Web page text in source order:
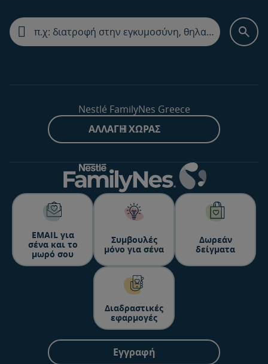
Nestlé FamilyNes Greece
ΑΛΛΑΓΉ ΧΏΡΑΣ
ΕΜΑΙL για
σένα και το
μωρό σου
Συμβουλές
μόνο για σένα
Δωρεάν
δείγματα
Διαδραστικές
εφαρμογές
Εγγραφή